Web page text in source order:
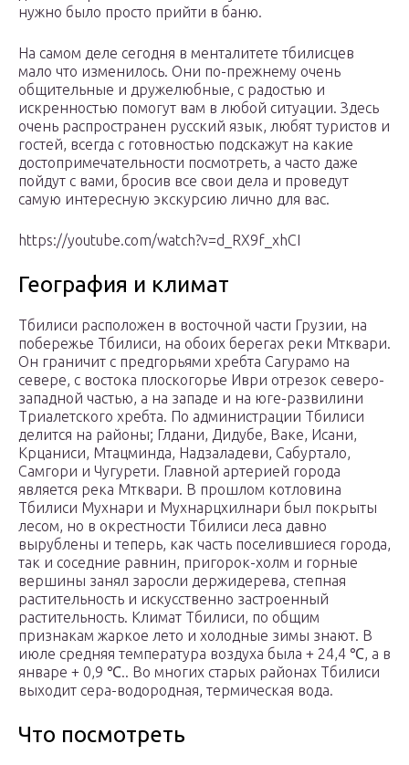
нужно было просто прийти в баню.
На самом деле сегодня в менталитете тбилисцев
мало что изменилось. Они по-прежнему очень
общительные и дружелюбные, с радостью и
искренностью помогут вам в любой ситуации. Здесь
очень распространен русский язык, любят туристов и
гостей, всегда с готовностью подскажут на какие
достопримечательности посмотреть, а часто даже
пойдут с вами, бросив все свои дела и проведут
самую интересную экскурсию лично для вас.
https://youtube.com/watch?v=d_RX9f_xhCI
География и климат
Тбилиси расположен в восточной части Грузии, на
побережье Тбилиси, на обоих берегах реки Мтквари.
Он граничит с предгорьями хребта Сагурамо на
севере, с востока плоскогорье Иври отрезок северо-
западной частью, а на западе и на юге-развилини
Триалетского хребта. По администрации Тбилиси
делится на районы; Глдани, Дидубе, Ваке, Исани,
Крцаниси, Мтацминда, Надзаладеви, Сабуртало,
Самгори и Чугурети. Главной артерией города
является река Мтквари. В прошлом котловина
Тбилиси Мухнари и Мухнарцхилнари был покрыты
лесом, но в окрестности Тбилиси леса давно
вырублены и теперь, как часть поселившиеся города,
так и соседние равнин, пригорок-холм и горные
вершины занял заросли держидерева, степная
растительность и искусственно застроенный
растительность. Климат Тбилиси, по общим
признакам жаркое лето и холодные зимы знают. В
июле средняя температура воздуха была + 24,4 ℃, а в
январе + 0,9 ℃.. Во многих старых районах Тбилиси
выходит сера-водородная, термическая вода.
Что посмотреть